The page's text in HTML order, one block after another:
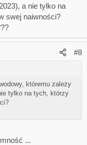
a nie tylko na
swej naiwności?
#8
któremu zależy
tylko na tych, którzy
...